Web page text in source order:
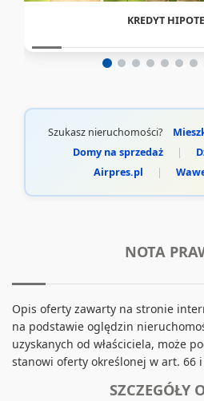
KREDYT
Szukasz nieruchomości?
Domy na sprzedaż
Airpres.pl
NOTA
Opis oferty zawarty na stronie
na podstawie oględzin
uzyskanych od właściciela, może
stanowi oferty określonej w art. 66 i
SZCZEGÓŁY